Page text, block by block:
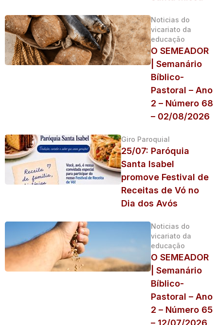
Noticias do
vicariato da
educação
O SEMEADOR
| Semanário
Bíblico-
Pastoral – Ano
2 – Número 68
– 02/08/2026
Giro Paroquial
25/07: Paróquia
Santa Isabel
promove Festival de
Receitas de Vó no
Dia dos Avós
Noticias do
vicariato da
educação
O SEMEADOR
| Semanário
Bíblico-
Pastoral – Ano
2 – Número 65
– 12/07/2026